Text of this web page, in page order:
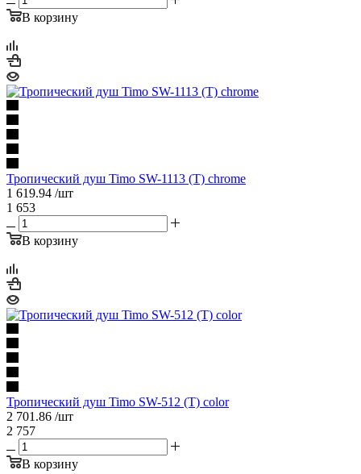
В корзину
Тропический душ Timo SW-1113 (T) chrome
1 619.94 /шт
1 653
В корзину
Тропический душ Timo SW-512 (T) color
2 701.86 /шт
2 757
В корзину